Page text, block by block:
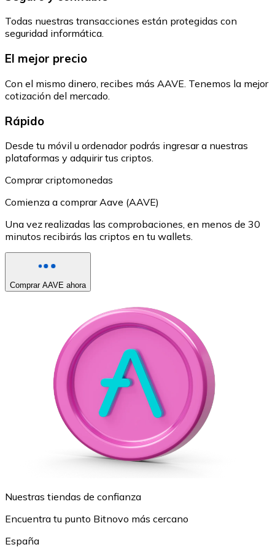
Todas nuestras transacciones están protegidas con
seguridad informática.
El mejor precio
Con el mismo dinero, recibes más AAVE. Tenemos la mejor
cotización del mercado.
Rápido
Desde tu móvil u ordenador podrás ingresar a nuestras
plataformas y adquirir tus criptos.
Comprar criptomonedas
Comienza a comprar Aave (AAVE)
Una vez realizadas las comprobaciones, en menos de 30
minutos recibirás las criptos en tu wallets.
Comprar AAVE ahora
Nuestras tiendas de confianza
Encuentra tu punto Bitnovo más cercano
España